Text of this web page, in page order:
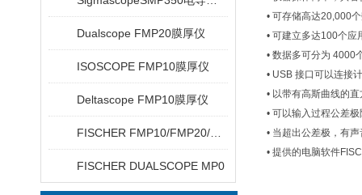
Dualscope FMP20膜厚仪
ISOSCOPE FMP10膜厚仪
Deltascope FMP10膜厚仪
FISCHER DUALSCOPE MP0
• 可存储高达20,000
• 可建立多达100个应
• 数据多可分为 4000
• USB 接口可以连接
• 以带有高斯曲线的
• 可以输入过程公差
• 当超出公差极，有
• 提供的电脑软件